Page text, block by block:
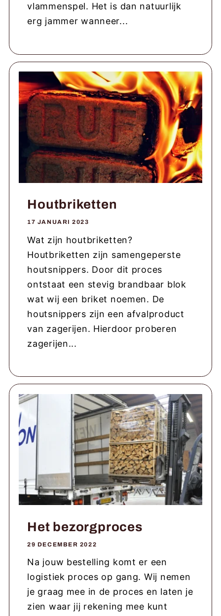
vlammenspel. Het is dan natuurlijk
erg jammer wanneer...
Houtbriketten
17 JANUARI 2023
Wat zijn houtbriketten?
Houtbriketten zijn samengeperste
houtsnippers. Door dit proces
ontstaat een stevig brandbaar blok
wat wij een briket noemen. De
houtsnippers zijn een afvalproduct
van zagerijen. Hierdoor proberen
zagerijen...
Het bezorgproces
29 DECEMBER 2022
Na jouw bestelling komt er een
logistiek proces op gang. Wij nemen
je graag mee in de proces en laten je
zien waar jij rekening mee kunt